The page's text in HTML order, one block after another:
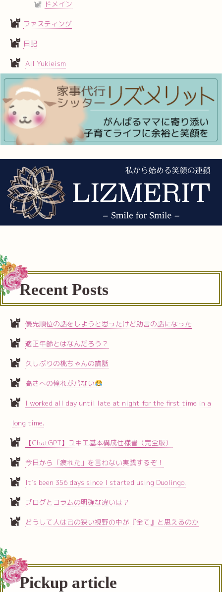
ドメイン
ファスティング
日記
All Yukieism
Recent Posts
優先順位の話をしようと思ったけど助言の話になった
適正年齢とはなんだろう？
久しぶりの桃ちゃんの講話
高さへの憧れがパない
I worked all day until late at night for the first time in a
long time.
【ChatGPT】ユキエ基本構成仕様書（完全版）
今日から「疲れた」を言わない実践するぞ！
It’s been 356 days since I started using Duolingo.
ブログとコラムの明確な違いは？
どうして人は己の狭い視野の中が『全て』と思えるのか
Pickup article